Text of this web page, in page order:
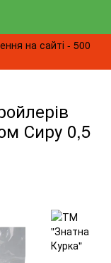
на сайті - 500
Сиру 0,5